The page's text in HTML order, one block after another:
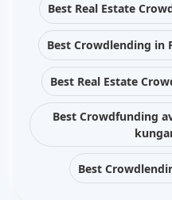
Best Real Estate
Best Crowdlending in
Best Real Estate
Best Crowdfunding
Best